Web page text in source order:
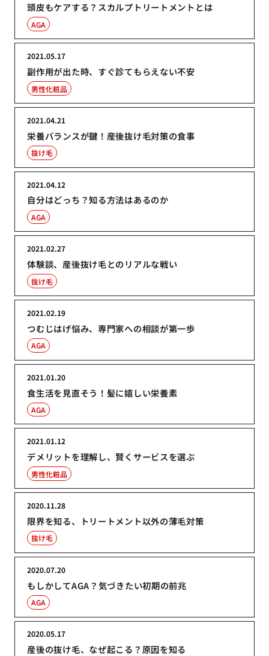
頭皮もケアする？スカルプトリートメントとは
AGA
副作用が出た時、すぐ診てもらえない不安
2021.05.17
男性化粧品
栄養バランスが鍵！産後抜け毛対策の食事
2021.04.21
抜け毛
自分はどっち？知る方法はあるのか
2021.04.12
AGA
体験談、産後抜け毛とのリアルな戦い
2021.02.27
抜け毛
つむじはげ悩み、専門家への相談が第一歩
2021.02.19
AGA
食生活を見直そう！髪に嬉しい栄養素
2021.01.20
AGA
デメリットを理解し、賢くサービスを選ぶ
2021.01.12
男性化粧品
限界を知る、トリートメント以外の薄毛対策
2020.11.28
抜け毛
もしかしてAGA？気づきたい初期の前兆
2020.07.20
AGA
産後の抜け毛、なぜ起こる？原因を知る
2020.05.17